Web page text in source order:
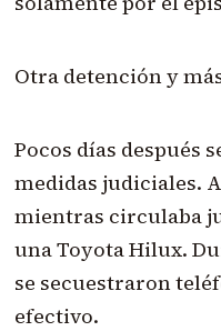
Otra detención y
Pocos días después
medidas judiciales.
mientras circulaba
una Toyota Hilux.
se secuestraron
efectivo.